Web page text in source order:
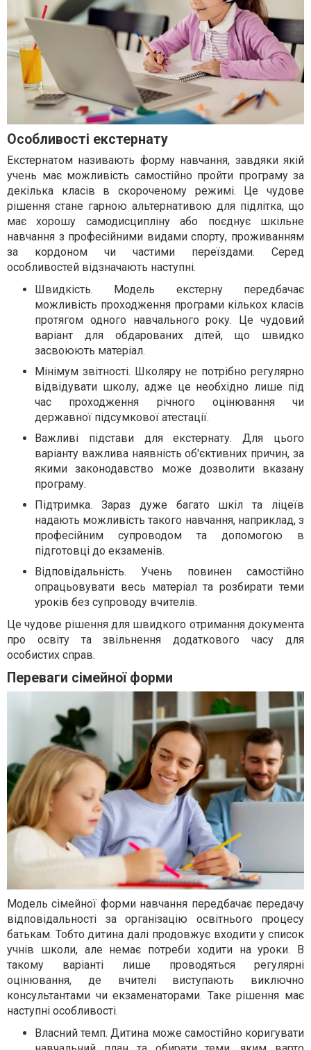
Особливості екстернату
Екстернатом називають форму навчання, завдяки якій
учень має можливість самостійно пройти програму за
декілька класів в скороченому режимі. Це чудове
рішення стане гарною альтернативою для підлітка, що
має хорошу самодисципліну або поєднує шкільне
навчання з професійними видами спорту, проживанням
за кордоном чи частими переїздами. Серед
особливостей відзначають наступні.
Швидкість. Модель екстерну передбачає
можливість проходження програми кількох класів
протягом одного навчального року. Це чудовий
варіант для обдарованих дітей, що швидко
засвоюють матеріал.
Мінімум звітності. Школяру не потрібно регулярно
відвідувати школу, адже це необхідно лише під
час проходження річного оцінювання чи
державної підсумкової атестації.
Важливі підстави для екстернату. Для цього
варіанту важлива наявність об'єктивних причин, за
якими законодавство може дозволити вказану
програму.
Підтримка. Зараз дуже багато шкіл та ліцеїв
надають можливість такого навчання, наприклад, з
професійним супроводом та допомогою в
підготовці до екзаменів.
Відповідальність. Учень повинен самостійно
опрацьовувати весь матеріал та розбирати теми
уроків без супроводу вчителів.
Це чудове рішення для швидкого отримання документа
про освіту та звільнення додаткового часу для
особистих справ.
Переваги сімейної форми
Модель сімейної форми навчання передбачає передачу
відповідальності за організацію освітнього процесу
батькам. Тобто дитина далі продовжує входити у список
учнів школи, але немає потреби ходити на уроки. В
такому варіанті лише проводяться регулярні
оцінювання, де вчителі виступають виключно
консультантами чи екзаменаторами. Таке рішення має
наступні особливості.
Власний темп. Дитина може самостійно коригувати